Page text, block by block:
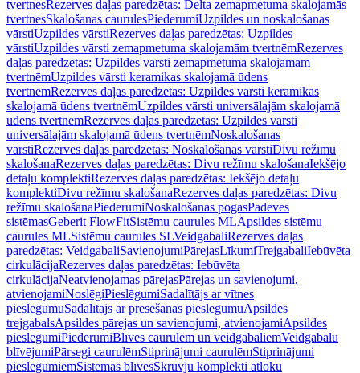
tvertnesRezerves daļas paredzētas: Delta zemapmetuma skalojamās
tvertnesSkalošanas caurulesPiederumiUzpildes un noskalošanas
vārstiUzpildes vārstiRezerves daļas paredzētas: Uzpildes
vārstiUzpildes vārsti zemapmetuma skalojamām tvertnēmRezerves
daļas paredzētas: Uzpildes vārsti zemapmetuma skalojamām
tvertnēmUzpildes vārsti keramikas skalojamā ūdens
tvertnēmRezerves daļas paredzētas: Uzpildes vārsti keramikas
skalojamā ūdens tvertnēmUzpildes vārsti universālajām skalojamā
ūdens tvertnēmRezerves daļas paredzētas: Uzpildes vārsti
universālajām skalojamā ūdens tvertnēmNoskalošanas
vārstiRezerves daļas paredzētas: Noskalošanas vārstiDivu režīmu
skalošanaRezerves daļas paredzētas: Divu režīmu skalošanaIekšējo
detaļu komplektiRezerves daļas paredzētas: Iekšējo detaļu
komplektiDivu režīmu skalošanaRezerves daļas paredzētas: Divu
režīmu skalošanaPiederumiNoskalošanas pogasPadeves
sistēmasGeberit FlowFitSistēmu caurules MLApsildes sistēmu
caurules MLSistēmu caurules SLVeidgabaliRezerves daļas
paredzētas: VeidgabaliSavienojumiPārejasLīkumiTrejgabaliIebūvēta
cirkulācijaRezerves daļas paredzētas: Iebūvēta
cirkulācijaNeatvienojamas pārejasPārejas un savienojumi,
atvienojamiNoslēgiPieslēgumiSadalītājs ar vītnes
pieslēgumuSadalītājs ar presēšanas pieslēgumuApsildes
trejgabalsApsildes pārejas un savienojumi, atvienojamiApsildes
pieslēgumiPiederumiBlīves caurulēm un veidgabaliemVeidgabalu
blīvējumiPārsegi caurulēmStiprinājumi caurulēmStiprinājumi
pieslēgumiemSistēmas blīvesSkrūvju komplekti atloku